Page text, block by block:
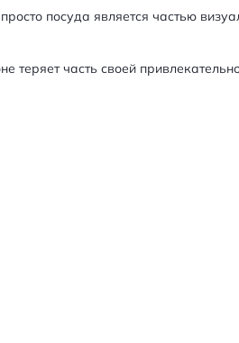
посуда является частью
часть своей